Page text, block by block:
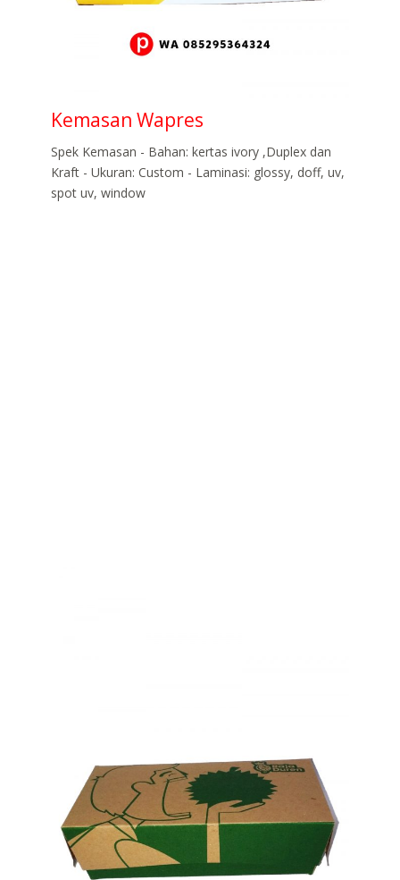
Kemasan Wapres
Spek Kemasan - Bahan: kertas ivory ,Duplex dan
Kraft - Ukuran: Custom - Laminasi: glossy, doff, uv,
spot uv, window